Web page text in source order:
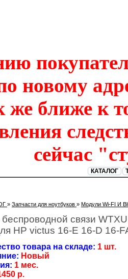
новому
же ближе к
сейчас
КАТАЛОГ
» Запчасти для ноутбуков » Модули Wi-FI И
связи
HP victus 16-E 16-D 16-
товара на складе: 1 шт.
Новый
1 мес.
р.